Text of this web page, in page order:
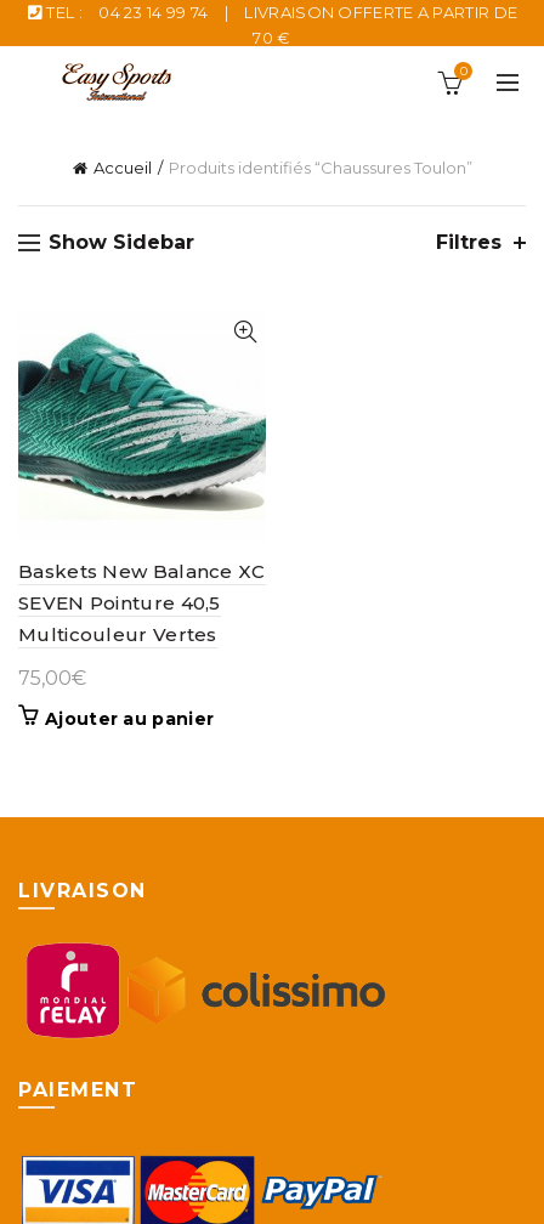
TEL : 04 23 14 99 74 |
LIVRAISON OFFERTE A PARTIR DE
70 €
0
Accueil Produits identifiés “Chaussures Toulon”
Show Sidebar Filtres
Baskets New Balance XC
SEVEN Pointure 40,5
Multicouleur Vertes
75,00€
Ajouter au panier
LIVRAISON
PAIEMENT